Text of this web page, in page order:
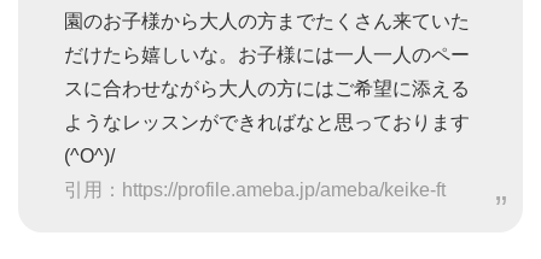
園のお子様から大人の方までたくさん来ていた
だけたら嬉しいな。お子様には一人一人のペー
スに合わせながら大人の方にはご希望に添える
ようなレッスンができればなと思っております
(^O^)/
引用：https://profile.ameba.jp/ameba/keike-ft